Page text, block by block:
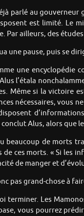
parlé au
est limité. Le
Par ailleurs, des
une pause, puis se
une encyclopédie
l’étala
Même si la victoire
nécessaires, vous
Alus, alors que
beaucoup de morts
de ces morts. « Si les
de manger et
pas grand-chose à
terminer. Les
vous pourrez